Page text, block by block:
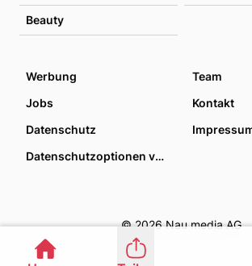
Beauty
Werbung
Team
Jobs
Kontakt
Datenschutz
Datenschutzoptionen verwalten
© 2026 Nau media AG